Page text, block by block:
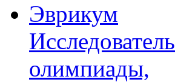
Эврикум
олимпиады,